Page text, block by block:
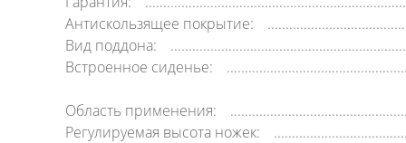
Антискользящее покрытие:
Вид поддона:
Встроенное сиденье:
Область применения:
Регулируемая высота ножек: